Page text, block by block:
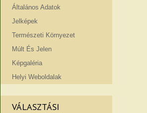
Általános Adatok
Jelképek
Természeti Környezet
Múlt És Jelen
Képgaléria
Helyi Weboldalak
VÁLASZTÁSI